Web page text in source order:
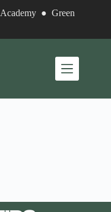
Academy ●Green